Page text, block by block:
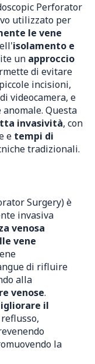
Perforator
utilizzato per
le vene
isolamento e
un approccio
di evitare
incisioni,
videocamera, e
Questa
invasività, con
e tempi di
tradizionali.
Surgery) è
invasiva
venosa
vene
di rifluire
alla
venose.
il
la